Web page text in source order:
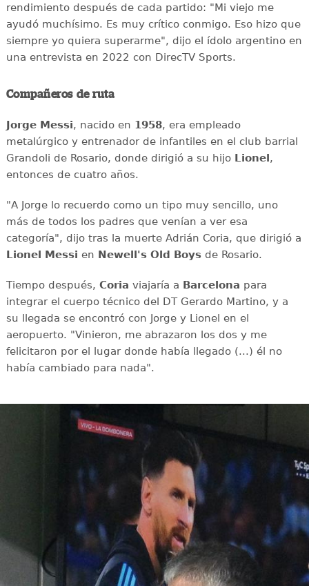
rendimiento después de cada partido: "Mi viejo me
ayudó muchísimo. Es muy crítico conmigo. Eso hizo que
siempre yo quiera superarme", dijo el ídolo argentino en
una entrevista en 2022 con DirecTV Sports.
Compañeros de ruta
Jorge Messi, nacido en 1958, era empleado
metalúrgico y entrenador de infantiles en el club barrial
Grandoli de Rosario, donde dirigió a su hijo Lionel,
entonces de cuatro años.
"A Jorge lo recuerdo como un tipo muy sencillo, uno
más de todos los padres que venían a ver esa
categoría", dijo tras la muerte Adrián Coria, que dirigió a
Lionel Messi en Newell's Old Boysde Rosario.
Tiempo después, Coria viajaría a Barcelona para
integrar el cuerpo técnico del DT Gerardo Martino, y a
su llegada se encontró con Jorge y Lionel en el
aeropuerto. "Vinieron, me abrazaron los dos y me
felicitaron por el lugar donde había llegado (...) él no
había cambiado para nada".